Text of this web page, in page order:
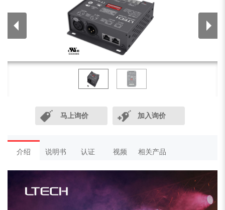
马上询价 加入询价
介绍 说明书 认证 视频 相关产品